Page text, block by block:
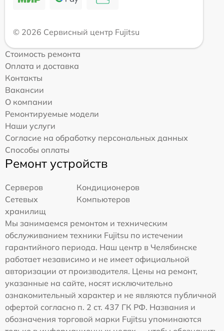
© 2026 Сервисный центр Fujitsu
Стоимость ремонта
Оплата и доставка
Контакты
Вакансии
О компании
Ремонтируемые модели
Наши услуги
Согласие на обработку персональных данных
Способы оплаты
Ремонт устройств
Серверов
Кондиционеров
Сетевых
хранилищ
Компьютеров
Мы занимаемся ремонтом и техническим
обслуживанием техники Fujitsu по истечении
гарантийного периода. Наш центр в Челябинске
работает независимо и не имеет официальной
авторизации от производителя. Цены на ремонт,
указанные на сайте, носят исключительно
ознакомительный характер и не являются публичной
офертой согласно п. 2 ст. 437 ГК РФ. Названия и
обозначения торговой марки Fujitsu упоминаются